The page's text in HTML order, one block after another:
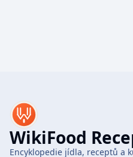
WikiFood
Encyklopedie jídla, receptů a